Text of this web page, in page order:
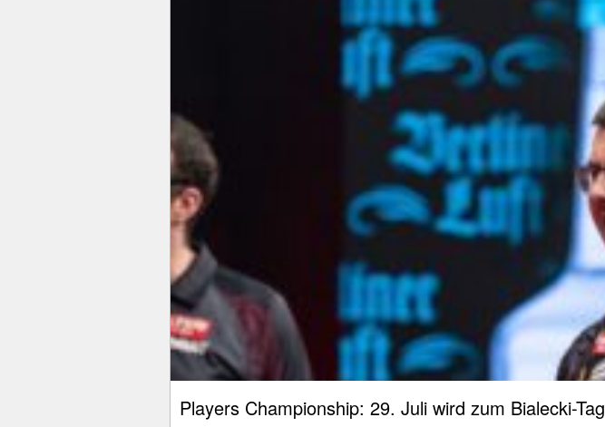
Players Championship: 29. Juli wird zum Bialecki-Tag